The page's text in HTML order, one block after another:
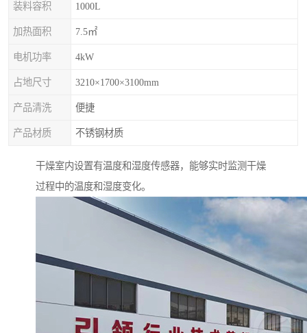
装料容积 1000L
加热面积 7.5㎡
电机功率 4kW
占地尺寸 3210×1700×3100mm
产品清洗 便捷
产品材质 不锈钢材质
干燥室内设置有温度和湿度传感器，能够实时监测干燥
过程中的温度和湿度变化。